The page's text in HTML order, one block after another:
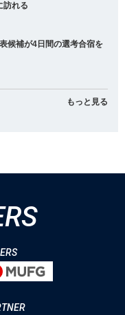
訪れる
候補が4日間の選考合宿を
もっと見る